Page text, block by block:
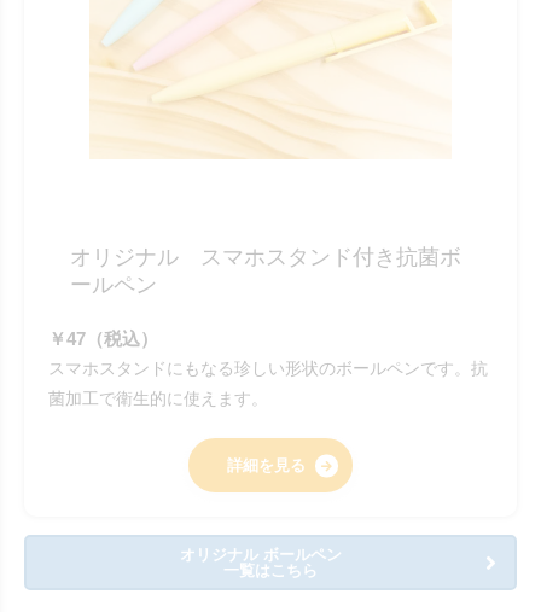
オリジナル スマホスタンド付き抗菌ボ
ールペン
￥47（税込）
スマホスタンドにもなる珍しい形状のボールペンです。抗
菌加工で衛生的に使えます。
詳細を見る
オリジナル ボールペン
一覧はこちら